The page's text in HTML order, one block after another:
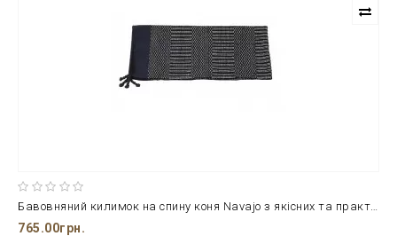
765.00грн.